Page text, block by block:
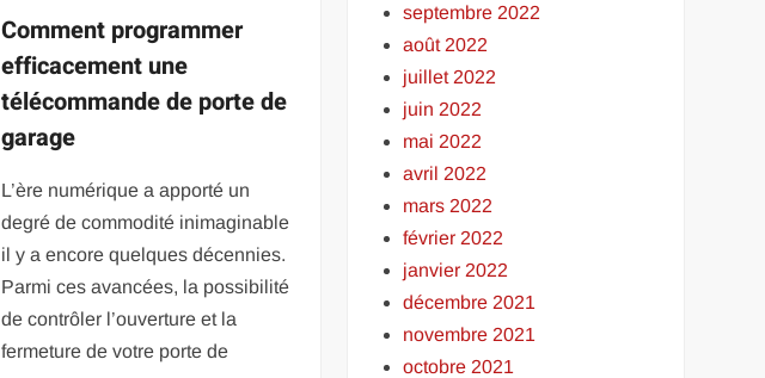
Comment programmer
efficacement une
télécommande de porte de
garage
L’ère numérique a apporté un
degré de commodité inimaginable
il y a encore quelques décennies.
Parmi ces avancées, la possibilité
de contrôler l’ouverture et la
fermeture de votre porte de
septembre 2022
août 2022
juillet 2022
juin 2022
mai 2022
avril 2022
mars 2022
février 2022
janvier 2022
décembre 2021
novembre 2021
octobre 2021